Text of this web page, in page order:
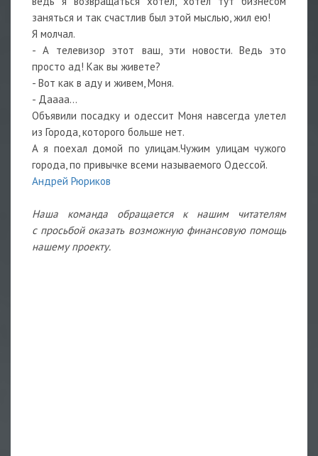
заняться и так счастлив был этой мыслью, жил ею!
Я молчал.
- А телевизор этот ваш, эти новости. Ведь это
просто ад! Как вы живете?
- Вот как в аду и живем, Моня.
- Даааа...
Объявили посадку и одессит Моня навсегда улетел
из Города, которого больше нет.
А я поехал домой по улицам.Чужим улицам чужого
города, по привычке всеми называемого Одессой.
Андрей Рюриков
Наша команда обращается к нашим читателям
с просьбой оказать возможную финансовую помощь
нашему проекту.